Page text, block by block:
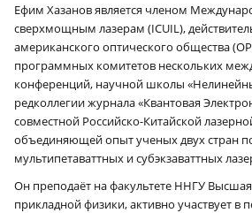
Ефим Хазанов является членом
сверхмощным лазерам (ICUIL),
американского оптического общества
программных комитетов нескольких
конференций, научной школы
редколлегии журнала «Квантовая
совместной Российско-Китайской
объединяющей опыт ученых двух стран
мультипетаваттных и субэкзаваттных
Он преподаёт на факультете ННГУ
прикладной физики, активно участвует в